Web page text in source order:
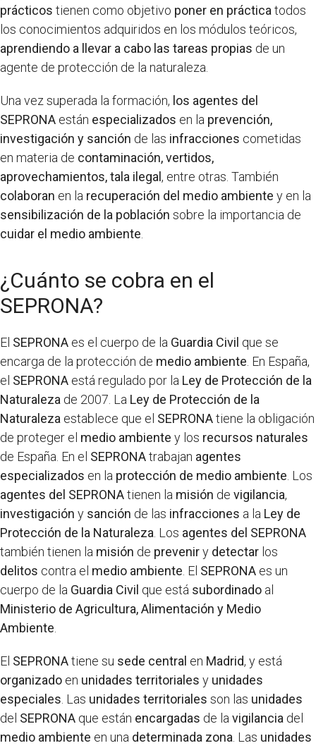
prácticos tienen como objetivo poner en práctica todos
los conocimientos adquiridos en los módulos teóricos,
aprendiendo a llevar a cabo las tareas propias de un
agente de protección de la naturaleza.
Una vez superada la formación, los agentes del
SEPRONA están especializados en la prevención,
investigación y sanción de las infracciones cometidas
en materia de contaminación, vertidos,
aprovechamientos, tala ilegal , entre otras. También
colaboran en la recuperación del medio ambiente y en la
sensibilización de la población sobre la importancia de
cuidar el medio ambiente
¿Cuánto se cobra en el
SEPRONA?
El SEPRONA es el cuerpo de la Guardia Civil que se
encarga de la protección de medio ambiente . En España,
el SEPRONA está regulado por la Ley de Protección de la
Naturaleza de 2007. La Ley de Protección de la
Naturaleza establece que el SEPRONAtiene la obligación
de proteger el medio ambiente y los recursos naturales
de España. En el SEPRONAtrabajan agentes
especializados en la protección de medio ambiente . Los
agentes del SEPRONAtienen la misión de vigilancia,
investigación y sanción de las infracciones a la Ley de
Protección de la Naturaleza . Los agentes del SEPRONA
también tienen la misión de preveniry detectar los
delitos contra el medio ambiente . El SEPRONA es un
cuerpo de la Guardia Civil que está subordinado al
Ministerio de Agricultura, Alimentación y Medio
Ambiente
El SEPRONAtiene su sede central en Madrid, y está
organizado en unidades territoriales y unidades
especiales . Las unidades territoriales son las unidades
del SEPRONA que están encargadas de la vigilancia del
medio ambiente en una determinada zona . Las unidades